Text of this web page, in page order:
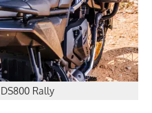
Rally